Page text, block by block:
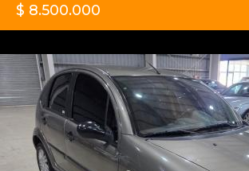
$ 8.500.000